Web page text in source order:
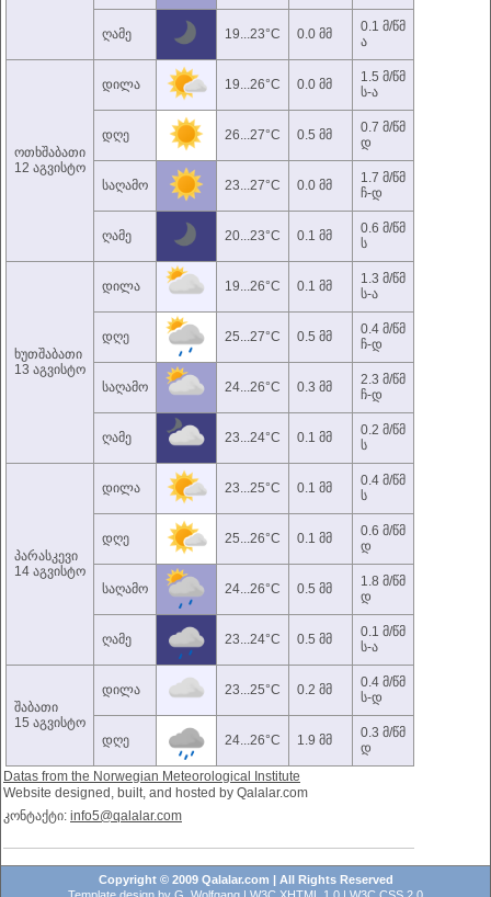
ღამე 19...23°C 0.0 მმ
0.1 მ/წმ
ა
ოთხშაბათი
12 აგვისტო
დილა 19...26°C 0.0 მმ
1.5 მ/წმ
ს-ა
დღე 26...27°C 0.5 მმ
0.7 მ/წმ
დ
საღამო 23...27°C 0.0 მმ
1.7 მ/წმ
ჩ-დ
ღამე 20...23°C 0.1 მმ
0.6 მ/წმ
ს
ხუთშაბათი
13 აგვისტო
დილა 19...26°C 0.1 მმ
1.3 მ/წმ
ს-ა
დღე 25...27°C 0.5 მმ
0.4 მ/წმ
ჩ-დ
საღამო 24...26°C 0.3 მმ
2.3 მ/წმ
ჩ-დ
ღამე 23...24°C 0.1 მმ
0.2 მ/წმ
ს
პარასკევი
14 აგვისტო
დილა 23...25°C 0.1 მმ
0.4 მ/წმ
ს
დღე 25...26°C 0.1 მმ
0.6 მ/წმ
დ
საღამო 24...26°C 0.5 მმ
1.8 მ/წმ
დ
ღამე 23...24°C 0.5 მმ
0.1 მ/წმ
ს-ა
შაბათი
15 აგვისტო
დილა 23...25°C 0.2 მმ
0.4 მ/წმ
ს-დ
დღე 24...26°C 1.9 მმ
0.3 მ/წმ
დ
Datas from the Norwegian Meteorological Institute
Website designed, built, and hosted by Qalalar.com
კონტაქტი: info5@qalalar.com
Copyright © 2009 Qalalar.com | All Rights Reserved